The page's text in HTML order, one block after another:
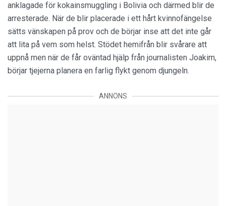
anklagade för kokainsmuggling i Bolivia och därmed blir de
arresterade. När de blir placerade i ett hårt kvinnofängelse
sätts vänskapen på prov och de börjar inse att det inte går
att lita på vem som helst. Stödet hemifrån blir svårare att
uppnå men när de får oväntad hjälp från journalisten Joakim,
börjar tjejerna planera en farlig flykt genom djungeln.
ANNONS